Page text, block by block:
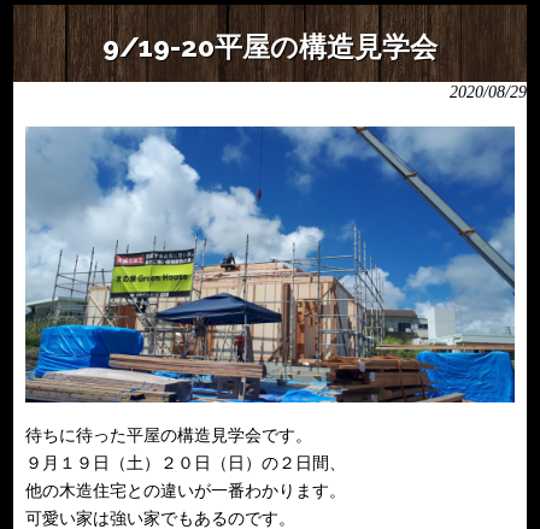
9/19-20平屋の構造見学会
2020/08/29
待ちに待った平屋の構造見学会です。
９月１９日（土）２０日（日）の２日間、
他の木造住宅との違いが一番わかります。
可愛い家は強い家でもあるのです。